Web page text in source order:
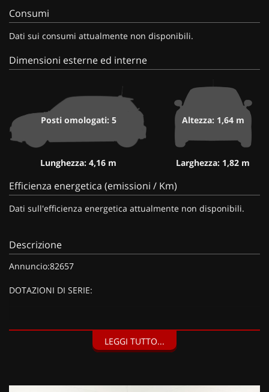
Consumi
Dati sui consumi attualmente non disponibili.
Dimensioni esterne ed interne
Posti omologati: 5
Lunghezza: 4,16 m
Altezza: 1,64 m
Larghezza: 1,82 m
Efficienza energetica (emissioni / Km)
Dati sull'efficienza energetica attualmente non disponibili.
Descrizione
Annuncio:82657
DOTAZIONI DI SERIE:
LEGGI TUTTO...